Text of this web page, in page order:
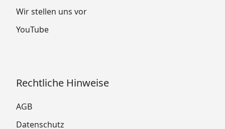
Wir stellen uns vor
YouTube
Rechtliche Hinweise
AGB
Datenschutz